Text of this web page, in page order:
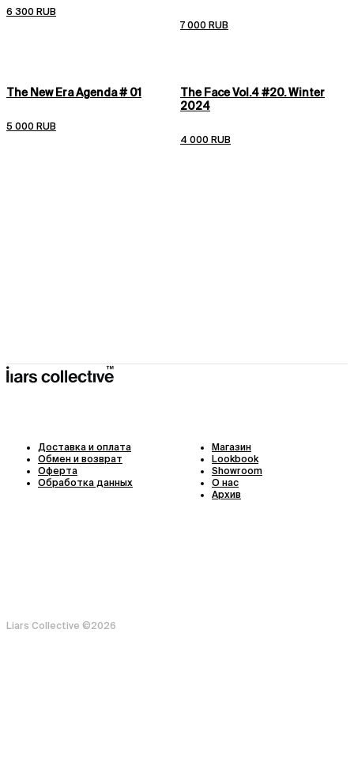
- Объем: 18л, в развернутом виде — 25л
- Молния у основного отсека сверху
- Размер: Ширина 35см X Высота 45см X Глубина 12см
1000 руб./заказ,
- по миру, остальные места: от 14 дней, 2400 руб./заказ.
6 300 RUB
7 000 RUB
The New Era Agenda # 01
5 000 RUB
The Face Vol.4 #20. Winter
2024
4 000 RUB
Liars Collective ©2026
Доставка и оплата
Обмен и возврат
Оферта
Обработка данных
Магазин
Lookbook
Showroom
О нас
Архив